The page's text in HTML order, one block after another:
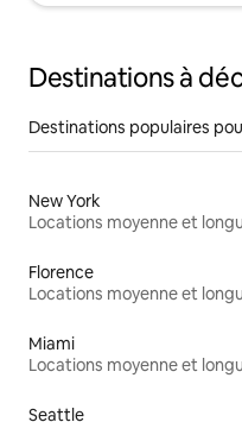
Destinations à
Destinations populaires
New York
Florence
Miami
Seattle